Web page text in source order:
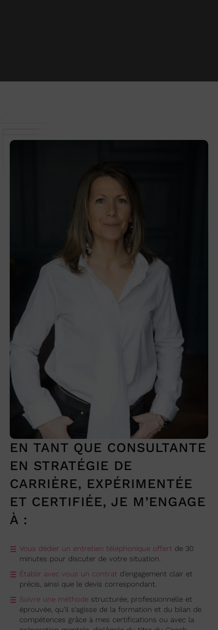
EN TANT QUE CONSULTANTE
EN STRATÉGIE DE
CARRIÈRE, EXPÉRIMENTÉE
ET CERTIFIÉE, JE M’ENGAGE
À :
Vous dédier un entretien téléphonique offert de 30
minutes pour discuter de votre situation.
Établir avec vous un contrat d’engagement clair et
précis, ainsi que le devis correspondant.
Suivre une méthode structurée, professionnelle et
éprouvée, qu’il s’agisse de la formation et du bilan de
compétences grâce à mes certifications ou avec la